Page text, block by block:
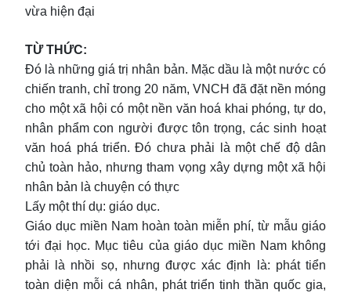
vừa hiện đại
TỪ THỨC:
Đó là những giá trị nhân bản. Mặc dầu là một nước có
chiến tranh, chỉ trong 20 năm, VNCH đã đặt nền móng
cho một xã hội có một nền văn hoá khai phóng, tự do,
nhân phẩm con người được tôn trọng, các sinh hoạt
văn hoá phá triển. Đó chưa phải là một chế độ dân
chủ toàn hảo, nhưng tham vọng xây dựng một xã hội
nhân bản là chuyện có thực
Lấy một thí dụ: giáo dục.
Giáo dục miền Nam hoàn toàn miễn phí, từ mẫu giáo
tới đại học. Mục tiêu của giáo dục miền Nam không
phải là nhồi sọ, nhưng được xác định là: phát tiển
toàn diện mỗi cá nhân, phát triển tinh thần quốc gia,